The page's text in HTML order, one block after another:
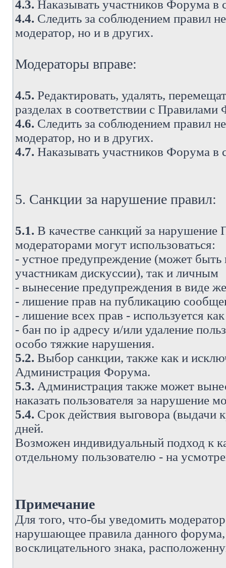
4.3. Наказывать участников Форума
4.4. Следить за соблюдением правил
модератор, но и в других.
Модераторы вправе:
4.5. Редактировать, удалять,
разделах в соответствии с
4.6. Следить за соблюдением правил
модератор, но и в других.
4.7. Наказывать участников Форума
5. Санкции за нарушение правил:
5.1. В качестве санкций за
модераторами могут использоваться:
- устное предупреждение (может
участникам дискуссии), так и личным
- вынесение предупреждения в виде
- лишение прав на публикацию
- лишение всех прав - используется
- бан по ip адресу и/или удаление
особо тяжкие нарушения.
5.2. Выбор санкции, также как и
Администрация Форума.
5.3. Администрация также может
наказать пользователя за
5.4. Срок действия выговора (выдачи
дней.
Возможен индивидуальный подход к
отдельному пользователю - на
Примечание
Для того, что-бы уведомить
нарушающее правила данного форума,
восклицательного знака,